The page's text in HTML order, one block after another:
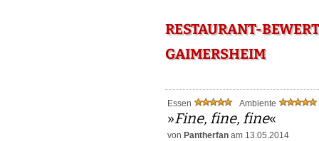
RESTAURANT-
GAIMERSHEIM
Essen Ambiente
»Fine, fine, fine«
von Pantherfan am 13.05.2014